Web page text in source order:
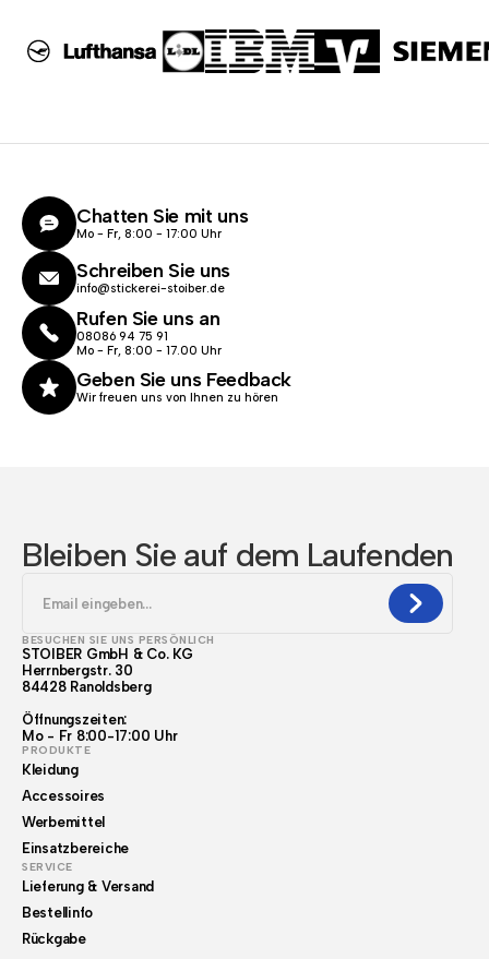
Chatten Sie mit uns
Mo - Fr, 8:00 - 17:00 Uhr
Schreiben Sie uns
info@stickerei-stoiber.de
Rufen Sie uns an
08086 94 75 91
Mo - Fr, 8:00 - 17.00 Uhr
Geben Sie uns Feedback
Wir freuen uns von Ihnen zu hören
Bleiben Sie auf dem Laufenden
BESUCHEN SIE UNS PERSÖNLICH
STOIBER GmbH & Co. KG
Herrnbergstr. 30
84428 Ranoldsberg
Öffnungszeiten:
Mo - Fr 8:00-17:00 Uhr
PRODUKTE
Kleidung
Accessoires
Werbemittel
Einsatzbereiche
SERVICE
Lieferung & Versand
Bestellinfo
Rückgabe